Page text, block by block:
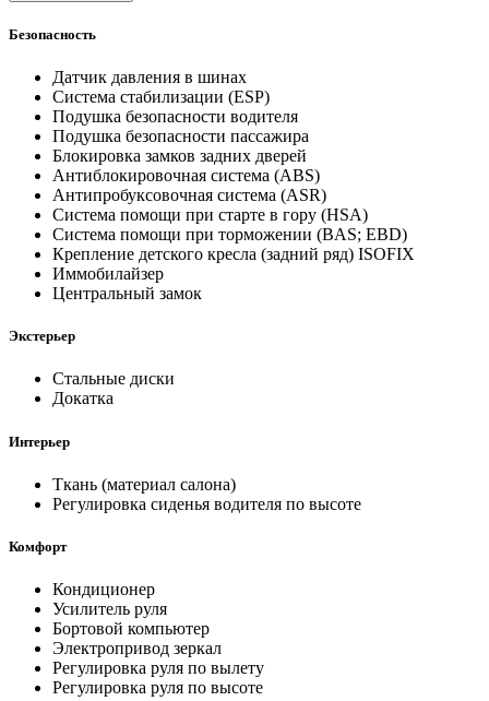
Безопасность
Датчик давления в шинах
Система стабилизации (ESP)
Подушка безопасности водителя
Подушка безопасности пассажира
Блокировка замков задних дверей
Антиблокировочная система (ABS)
Антипробуксовочная система (ASR)
Система помощи при старте в гору (HSA)
Система помощи при торможении (BAS; EBD)
Крепление детского кресла (задний ряд) ISOFIX
Иммобилайзер
Центральный замок
Экстерьер
Стальные диски
Докатка
Интерьер
Ткань (материал салона)
Регулировка сиденья водителя по высоте
Комфорт
Кондиционер
Усилитель руля
Бортовой компьютер
Электропривод зеркал
Регулировка руля по вылету
Регулировка руля по высоте